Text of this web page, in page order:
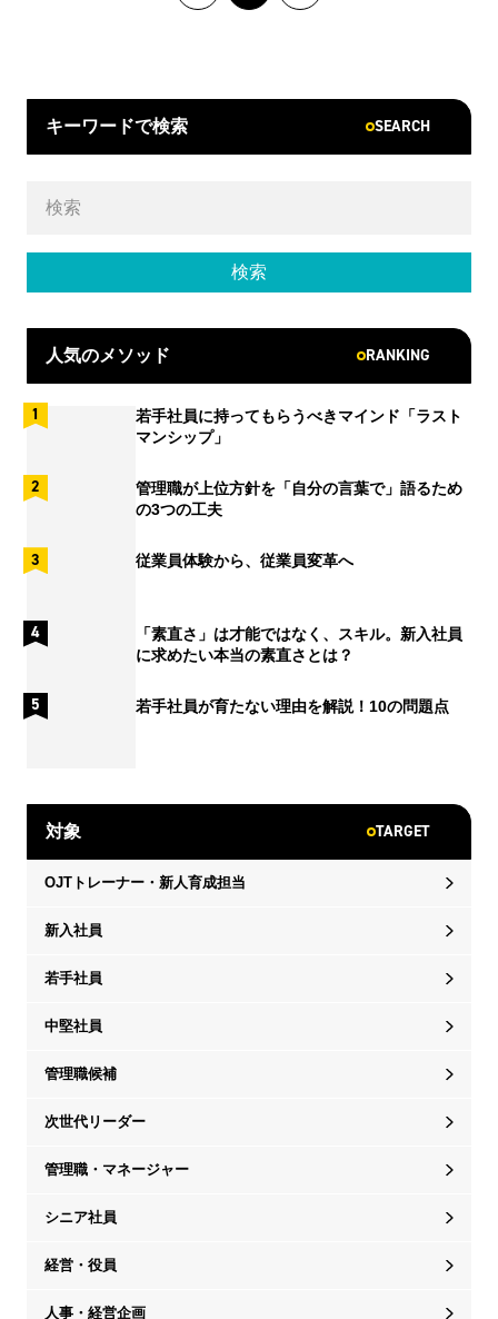
キーワードで検索 SEARCH
人気のメソッド RANKING
若手社員に持ってもらうべきマインド「ラスト
マンシップ」
管理職が上位方針を「自分の言葉で」語るため
の3つの工夫
従業員体験から、従業員変革へ
「素直さ」は才能ではなく、スキル。新入社員
に求めたい本当の素直さとは？
若手社員が育たない理由を解説！10の問題点
対象 TARGET
OJTトレーナー・新人育成担当
新入社員
若手社員
中堅社員
管理職候補
次世代リーダー
管理職・マネージャー
シニア社員
経営・役員
人事・経営企画